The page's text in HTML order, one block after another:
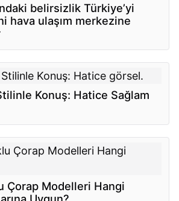
belirsizlik Türkiye’yi
hava ulaşım merkezine
Konuş: Hatice Sağlam
Çorap Modelleri Hangi